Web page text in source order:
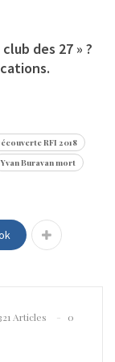
des 27 » ?
RFI 2018
Yvan Buravan mort
Articles
0